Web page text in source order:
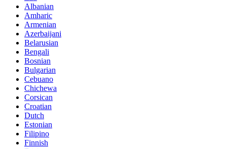
Albanian
Amharic
Armenian
Azerbaijani
Belarusian
Bengali
Bosnian
Bulgarian
Cebuano
Chichewa
Corsican
Croatian
Dutch
Estonian
Filipino
Finnish